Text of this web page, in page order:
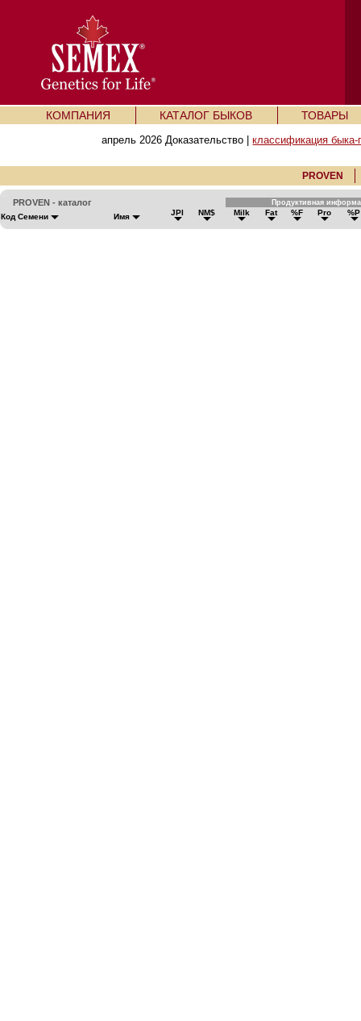
КОМПАНИЯ КАТАЛОГ БЫКОВ ТОВАРЫ
апрель 2026 Доказательство |классификация
PROVEN
PROVEN - каталог Продуктивная
Код Семени Имя JPI NM$ Milk Fat %F Pro %P